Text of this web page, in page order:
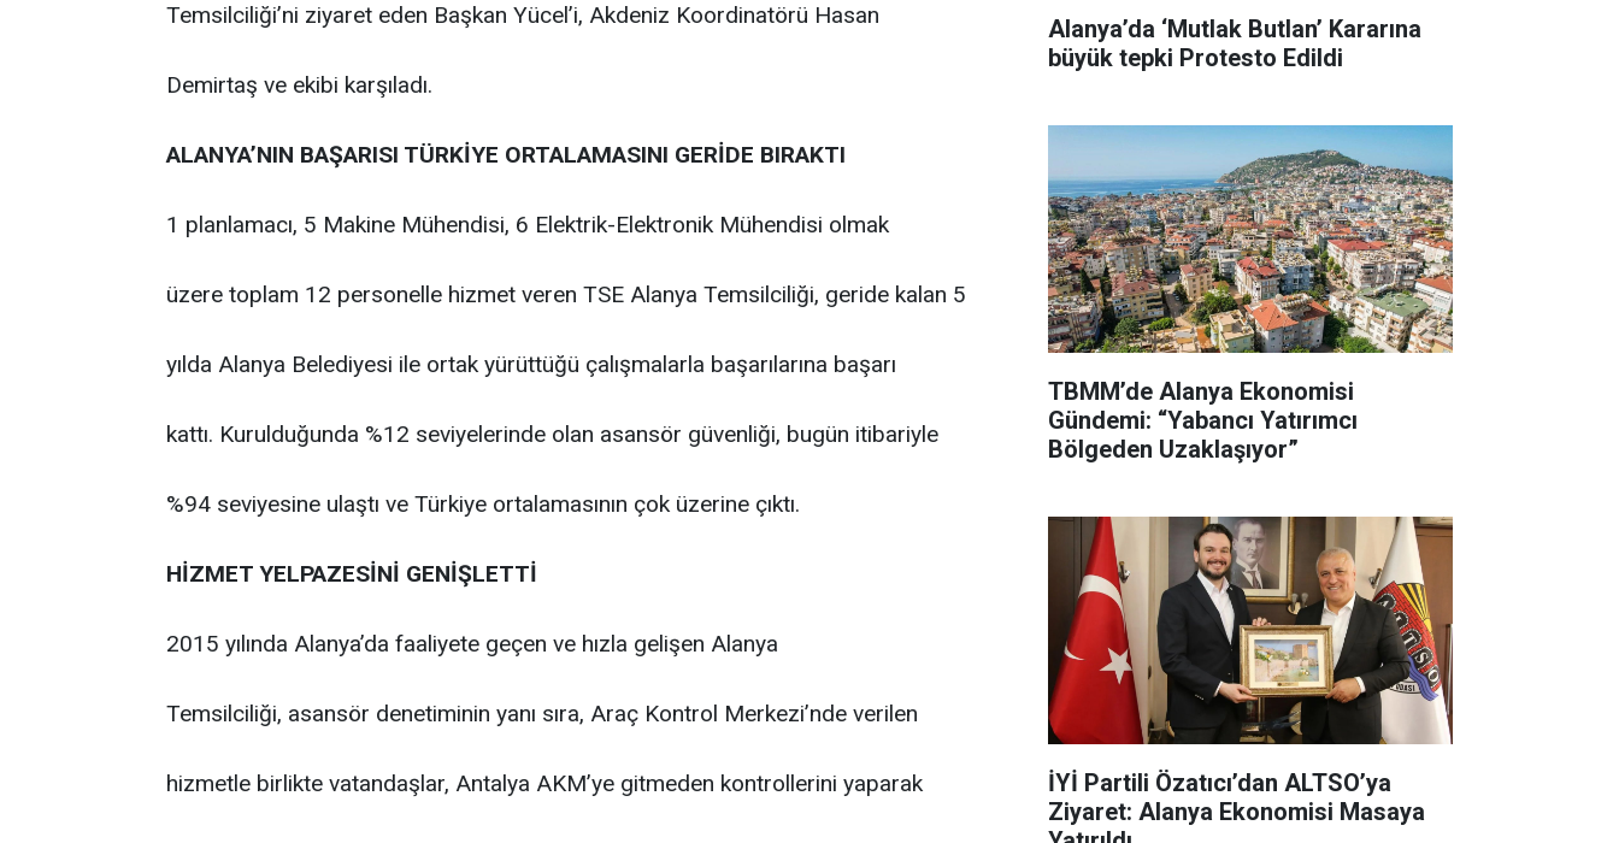
Temsilciliği’ni ziyaret eden Başkan Yücel’i, Akdeniz Koordinatörü Hasan
Demirtaş ve ekibi karşıladı.
ALANYA’NIN BAŞARISI TÜRKİYE ORTALAMASINI GERİDE BIRAKTI
1 planlamacı, 5 Makine Mühendisi, 6 Elektrik-Elektronik Mühendisi olmak
üzere toplam 12 personelle hizmet veren TSE Alanya Temsilciliği, geride kalan 5
yılda Alanya Belediyesi ile ortak yürüttüğü çalışmalarla başarılarına başarı
kattı. Kurulduğunda %12 seviyelerinde olan asansör güvenliği, bugün itibariyle
%94 seviyesine ulaştı ve Türkiye ortalamasının çok üzerine çıktı.
HİZMET YELPAZESİNİ GENİŞLETTİ
2015 yılında Alanya’da faaliyete geçen ve hızla gelişen Alanya
Temsilciliği, asansör denetiminin yanı sıra, Araç Kontrol Merkezi’nde verilen
hizmetle birlikte vatandaşlar, Antalya AKM’ye gitmeden kontrollerini yaparak
Alanya’da ‘Mutlak Butlan’ Kararına
büyük tepki Protesto Edildi
TBMM’de Alanya Ekonomisi
Gündemi: “Yabancı Yatırımcı
Bölgeden Uzaklaşıyor”
İYİ Partili Özatıcı’dan ALTSO’ya
Ziyaret: Alanya Ekonomisi Masaya